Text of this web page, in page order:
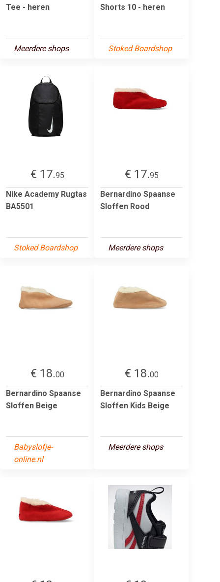
Tee - heren
Meerdere shops
Shorts 10 - heren
Stoked Boardshop
€ 17.95
Nike Academy Rugtas
BA5501
Stoked Boardshop
€ 17.95
Bernardino Spaanse
Sloffen Rood
Meerdere shops
€ 18.00
Bernardino Spaanse
Sloffen Beige
Babyslofje-
online.nl
€ 18.00
Bernardino Spaanse
Sloffen Kids Beige
Meerdere shops